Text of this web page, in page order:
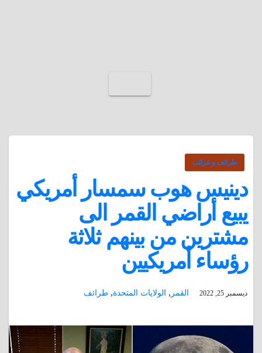
طرائف و غرائب
دينيس هوب سمسار أمريكي
يبيع أراضي القمر الى
مشترين من بينهم ثلاثة
رؤساء أمريكيين
ديسمبر 25, 2022 القمر , الولايات المتحدة, طرائف